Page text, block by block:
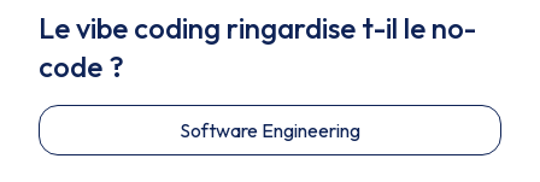
Le vibe coding ringardise t-il le no-
code ?
Software Engineering